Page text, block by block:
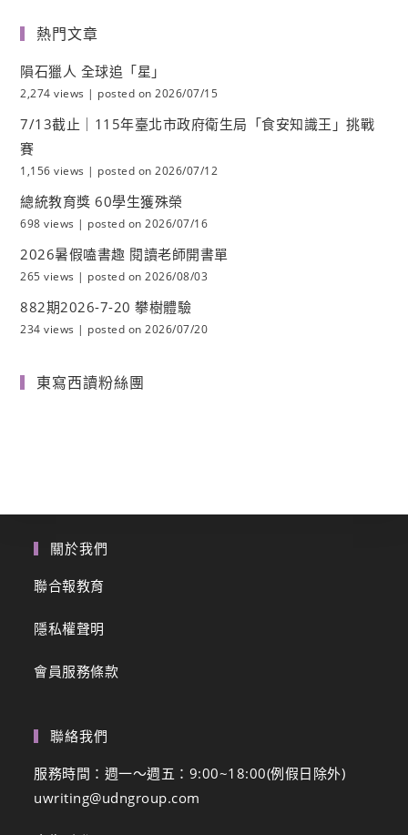
熱門文章
隕石獵人 全球追「星」
2,274 views | posted on 2026/07/15
7/13截止｜115年臺北市政府衛生局「食安知識王」挑戰
賽
1,156 views | posted on 2026/07/12
總統教育獎 60學生獲殊榮
698 views | posted on 2026/07/16
2026暑假嗑書趣 閱讀老師開書單
265 views | posted on 2026/08/03
882期2026-7-20 攀樹體驗
234 views | posted on 2026/07/20
東寫西讀粉絲團
關於我們
聯合報教育
隱私權聲明
會員服務條款
聯絡我們
服務時間：週一～週五：9:00~18:00(例假日除外)
uwriting@udngroup.com